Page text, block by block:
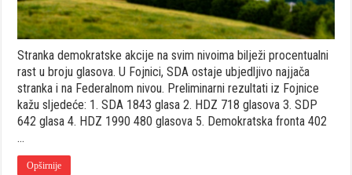
Stranka demokratske akcije na svim nivoima bilježi procentualni
rast u broju glasova. U Fojnici, SDA ostaje ubjedljivo najjača
stranka i na Federalnom nivou. Preliminarni rezultati iz Fojnice
kažu sljedeće: 1. SDA 1843 glasa 2. HDZ 718 glasova 3. SDP
642 glasa 4. HDZ 1990 480 glasova 5. Demokratska fronta 402
…
Opširnije